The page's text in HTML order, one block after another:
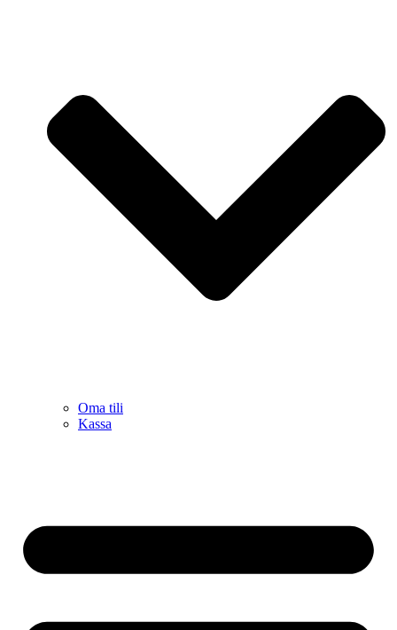
Oma tili
Kassa